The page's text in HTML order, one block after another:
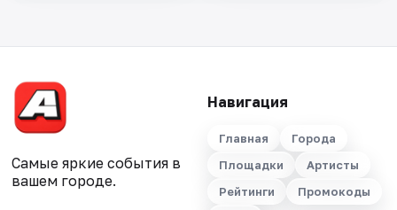
Самые яркие события в
вашем городе.
Навигация
Главная
Города
Площадки
Артисты
Рейтинги
Промокоды